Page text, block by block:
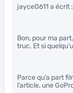
jayce0611 a écrit :
Bon, pour ma
truc. Et si
Parce qu’a part
l’article, une